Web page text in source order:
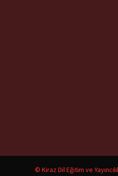
© Kiraz Dil Eğitim ve